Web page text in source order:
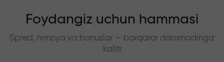
Foydangiz uchun hammasi
Spred, himoya va bonuslar — barqaror daromadingiz
kaliti